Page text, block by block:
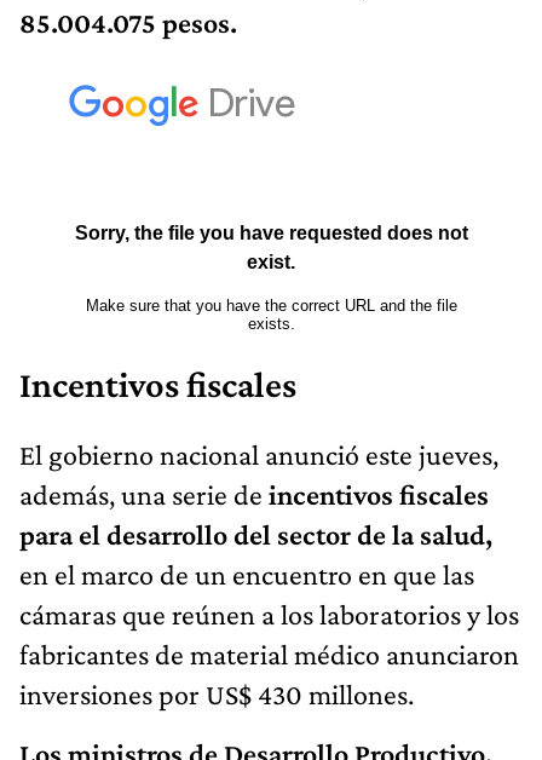
85.004.075 pesos.
Incentivos fiscales
El gobierno nacional anunció este jueves,
además, una serie de incentivos fiscales
para el desarrollo del sector de la salud,
en el marco de un encuentro en que las
cámaras que reúnen a los laboratorios y los
fabricantes de material médico anunciaron
inversiones por US$ 430 millones.
Los ministros de Desarrollo Productivo,